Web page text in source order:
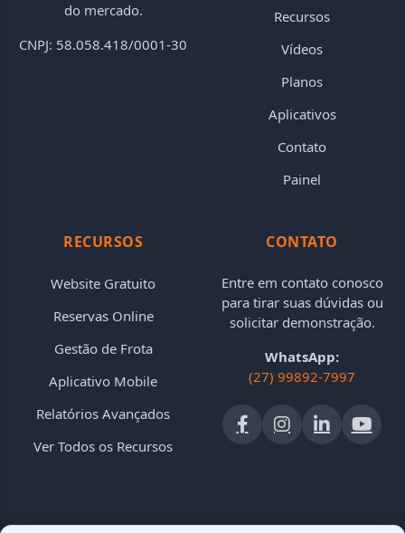
do mercado.
CNPJ: 58.058.418/0001-30
Recursos
Vídeos
Planos
Aplicativos
Contato
Painel
RECURSOS
Website Gratuito
Reservas Online
Gestão de Frota
Aplicativo Mobile
Relatórios Avançados
Ver Todos os Recursos
CONTATO
Entre em contato conosco
para tirar suas dúvidas ou
solicitar demonstração.
WhatsApp:
(27) 99892-7997